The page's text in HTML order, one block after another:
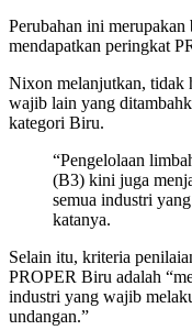
Perubahan ini
mendapatkan peringkat
Nixon melanjutkan, tidak
wajib lain yang
kategori Biru.
“Pengelolaan
(B3) kini juga
semua industri
katanya.
Selain itu, kriteria
PROPER Biru adalah
industri yang wajib
undangan.”